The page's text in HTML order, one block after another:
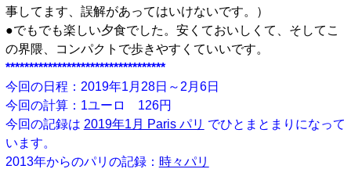
事してます、誤解があってはいけないです。）
●でもでも楽しい夕食でした。安くておいしくて、そしてこ
の界隈、コンパクトで歩きやすくていいです。
**********************************
今回の日程：2019年1月28日～2月6日
今回の計算：1ユーロ 126円
今回の記録は 2019年1月 Paris パリ でひとまとまりになって
います。
2013年からのパリの記録： 時々パリ